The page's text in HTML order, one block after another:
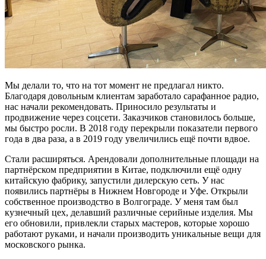
Мы делали то, что на тот момент не предлагал никто.
Благодаря довольным клиентам заработало сарафанное радио,
нас начали рекомендовать. Приносило результаты и
продвижение через соцсети. Заказчиков становилось больше,
мы быстро росли. В 2018 году перекрыли показатели первого
года в два раза, а в 2019 году увеличились ещё почти вдвое.
Стали расширяться. Арендовали дополнительные площади на
партнёрском предприятии в Китае, подключили ещё одну
китайскую фабрику, запустили дилерскую сеть. У нас
появились партнёры в Нижнем Новгороде и Уфе. Открыли
собственное производство в Волгограде. У меня там был
кузнечный цех, делавший различные серийные изделия. Мы
его обновили, привлекли старых мастеров, которые хорошо
работают руками, и начали производить уникальные вещи для
московского рынка.